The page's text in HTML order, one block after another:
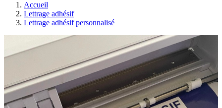
Accueil
Lettrage adhésif
Lettrage adhésif personnalisé